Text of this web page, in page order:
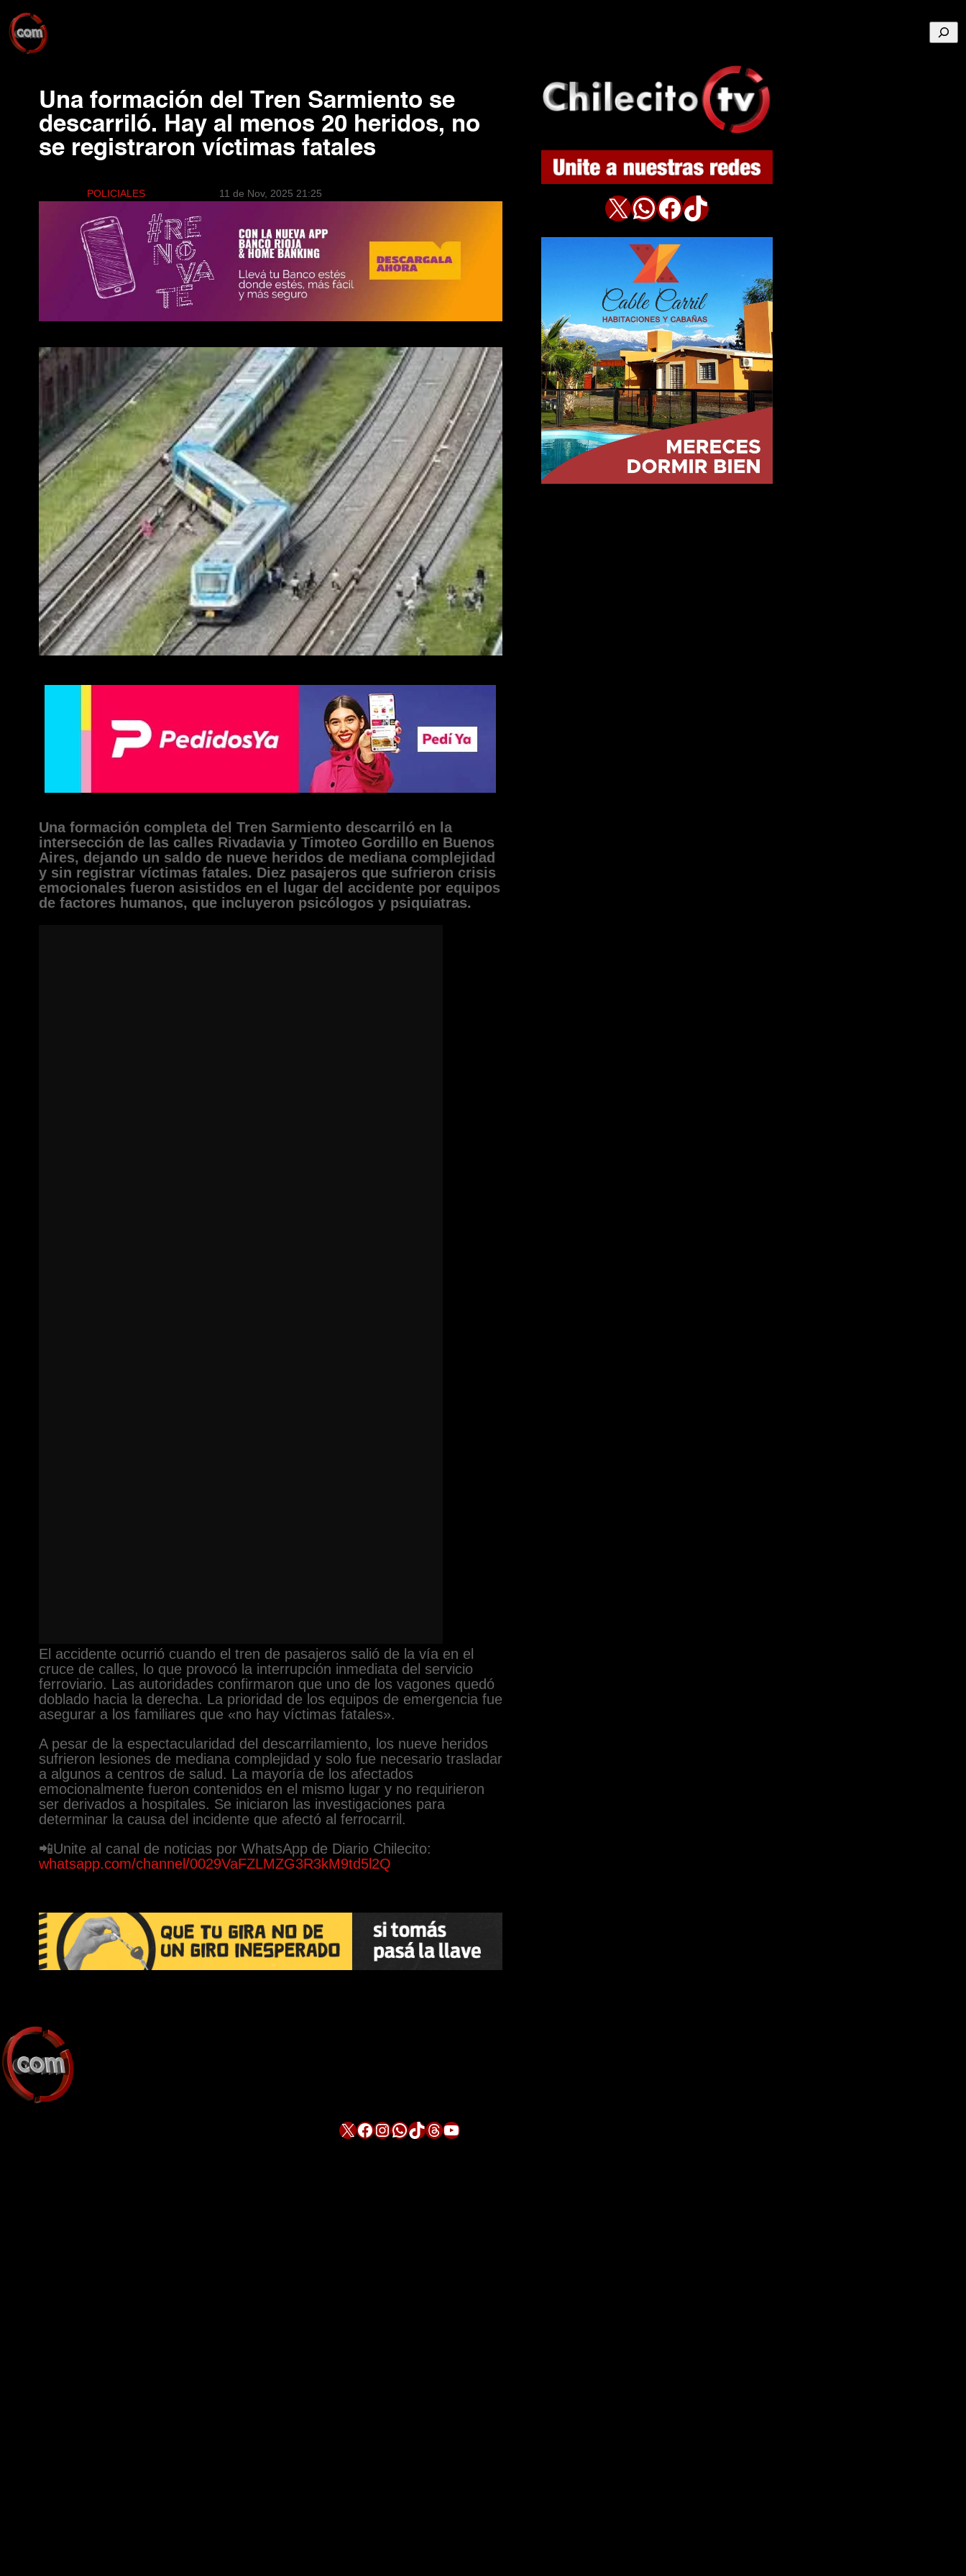
Buscar
Una formación del Tren Sarmiento se
descarriló. Hay al menos 20 heridos, no
se registraron víctimas fatales
POLICIALES 11 de Nov, 2025 21:25
Una formación completa del Tren Sarmiento descarriló en la
intersección de las calles Rivadavia y Timoteo Gordillo en Buenos
Aires, dejando un saldo de nueve heridos de mediana complejidad
y sin registrar víctimas fatales. Diez pasajeros que sufrieron crisis
emocionales fueron asistidos en el lugar del accidente por equipos
de factores humanos, que incluyeron psicólogos y psiquiatras.
El accidente ocurrió cuando el tren de pasajeros salió de la vía en el
cruce de calles, lo que provocó la interrupción inmediata del servicio
ferroviario. Las autoridades confirmaron que uno de los vagones quedó
doblado hacia la derecha. La prioridad de los equipos de emergencia fue
asegurar a los familiares que «no hay víctimas fatales».
A pesar de la espectacularidad del descarrilamiento, los nueve heridos
sufrieron lesiones de mediana complejidad y solo fue necesario trasladar
a algunos a centros de salud. La mayoría de los afectados
emocionalmente fueron contenidos en el mismo lugar y no requirieron
ser derivados a hospitales. Se iniciaron las investigaciones para
determinar la causa del incidente que afectó al ferrocarril.
📲Unite al canal de noticias por WhatsApp de Diario Chilecito:
whatsapp.com/channel/0029VaFZLMZG3R3kM9td5l2Q
X WhatsApp Facebook TikTok
X Facebook InstagramWhatsApp TikTok Threads YouTube